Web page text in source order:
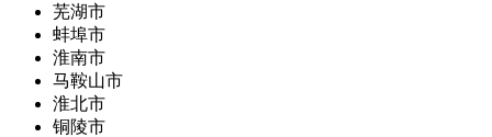
芜湖市
蚌埠市
淮南市
马鞍山市
淮北市
铜陵市